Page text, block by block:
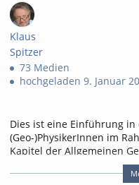
Klaus
Spitzer
73 Medien
hochgeladen 9. Januar
Dies ist eine Einführung
(Geo-)PhysikerInnen im
Kapitel der Allgemeinen
Geophysik. Es werden die
Atmosphäre, der Zustand